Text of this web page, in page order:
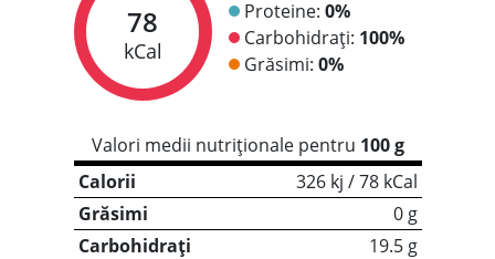
78
kCal
Proteine: 0%
Carbohidrați: 100%
Grăsimi: 0%
Valori medii nutriționale pentru 100 g
Calorii
326 kj / 78 kCal
Grăsimi
0 g
Carbohidrați
19.5 g